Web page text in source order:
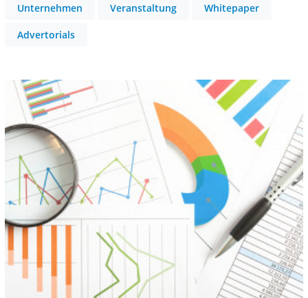
Unternehmen Veranstaltung Whitepaper
Advertorials